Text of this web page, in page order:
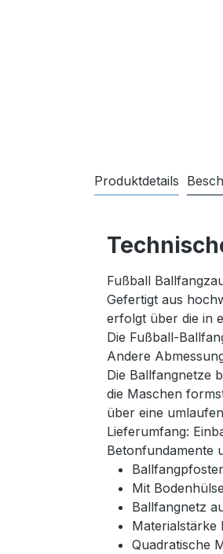
Produktdetails
Fußball
Gefertigt aus
erfolgt über die in
Die Fußball-
Andere
Die Ballfangnetze
die Maschen
über eine
Lieferumfang:
Betonfundamente
Mit
Ballfangnetz
Materialstärke
Quadratische